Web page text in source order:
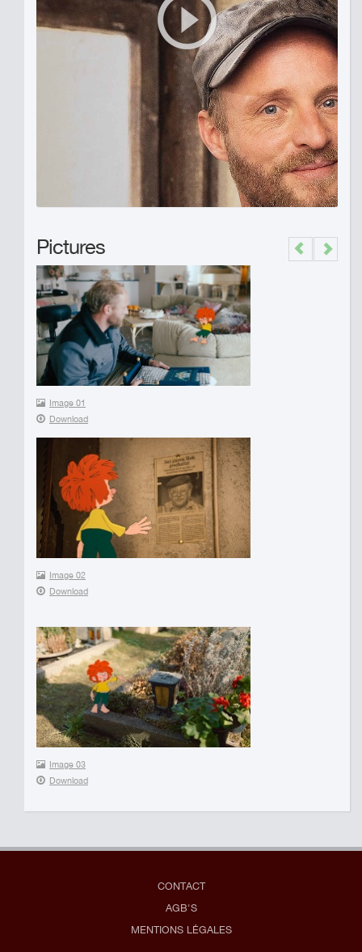
Pictures
Image 01
Download
Image 02
Download
Image 03
Download
Previous
Next
CONTACT
AGB'S
MENTIONS LÉGALES